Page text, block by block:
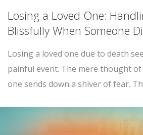
Losing a Loved One:
Blissfully When Someone
Losing a loved one due to death
painful event. The mere thought
one sends down a shiver of fear.